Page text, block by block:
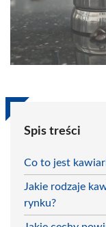
Spis treści
Co to jest
Jakie rodzaje
rynku?